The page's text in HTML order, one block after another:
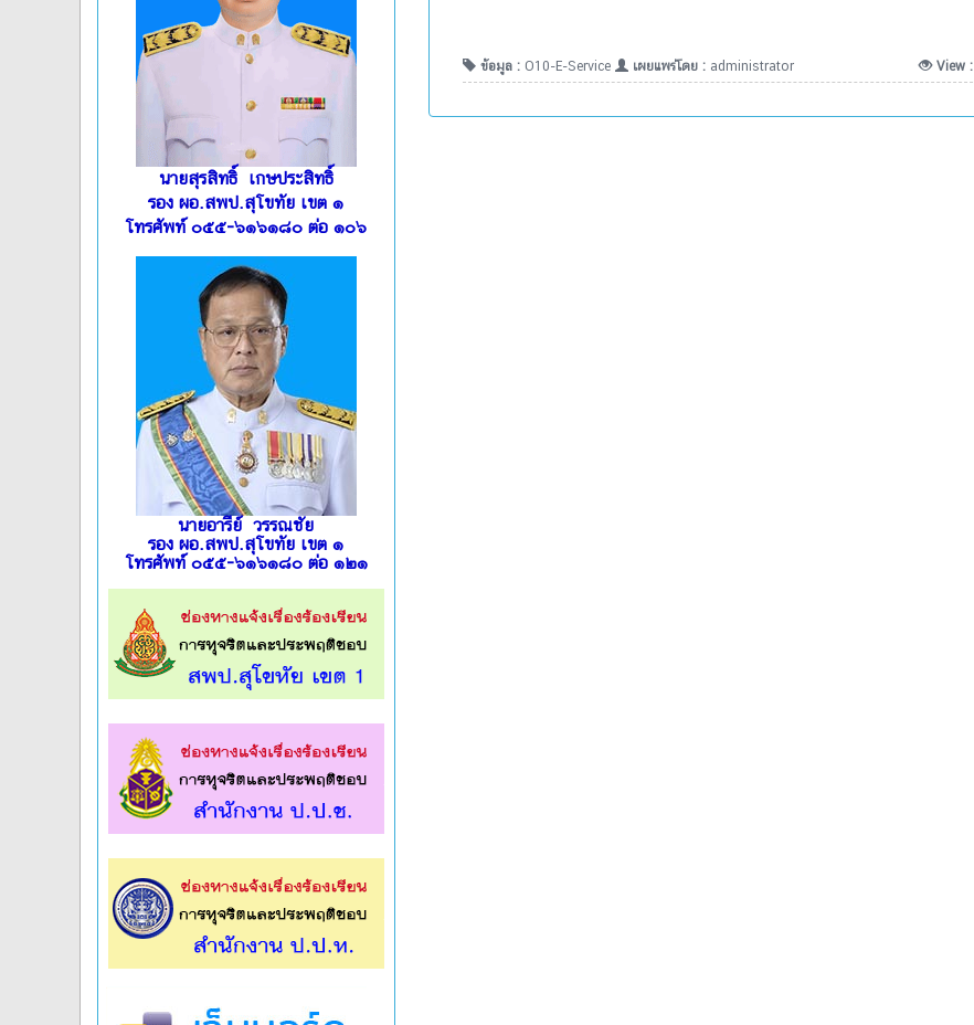
นายสุรสิทธิ์ เกษประสิทธิ์
รอง ผอ.สพป.สุโขทัย เขต ๑
โทรศัพท์ ๐๕๕-๖๑๖๑๘๐ ต่อ ๑๐๖
นายอารีย์ วรรณชัย
รอง ผอ.สพป.สุโขทัย เขต ๑
โทรศัพท์ ๐๕๕-๖๑๖๑๘๐ ต่อ ๑๒๑
ข้อมูล : O10-E-Service เผยแพร่โดย : administrator View :